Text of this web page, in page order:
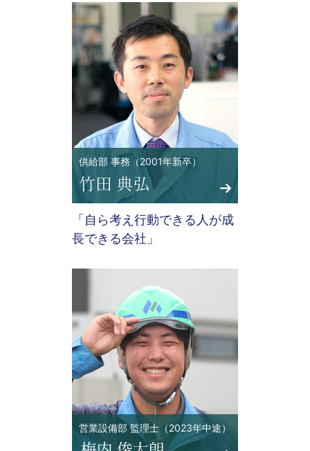
供給部 事務（2001年新卒）
「自ら考え行動できる人が成
長できる会社」
営業設備部 監理士（2023年中途）